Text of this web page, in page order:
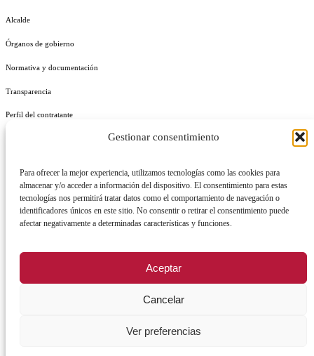
Gestionar consentimiento
Para ofrecer la mejor experiencia, utilizamos tecnologías como las cookies para
almacenar y/o acceder a información del dispositivo. El consentimiento para estas
tecnologías nos permitirá tratar datos como el comportamiento de navegación o
identificadores únicos en este sitio. No consentir o retirar el consentimiento puede
afectar negativamente a determinadas características y funciones.
Aceptar
Cancelar
Ver preferencias
Alcalde
Órganos de gobierno
Normativa y documentación
Transparencia
Perfil del contratante
REGISTRO DE ACTIVIDADES DE TRATAMIENTO